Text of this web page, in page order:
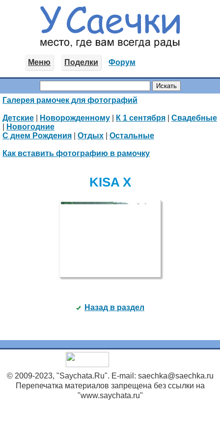
Меню Поделки Форум
Галерея рамочек для фотографий
Детские Новорожденному К 1 сентября
Свадебные
Новогодние
С днем Рождения
Отдых Остальные
Как вставить фотографию в рамочку
KISA X
Назад в раздел
© 2009-2023, "Saychata.Ru". E-mail: saechka@saechka.ru
Перепечатка материалов запрещена без ссылки на
"www.saychata.ru"